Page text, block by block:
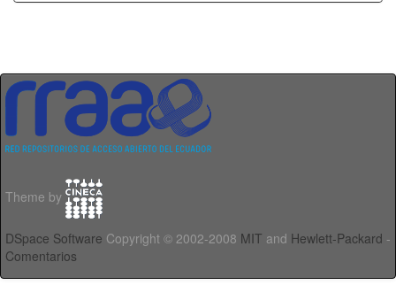
Theme by
DSpace Software Copyright © 2002-2008 MIT and Hewlett-Packard -
Comentarios